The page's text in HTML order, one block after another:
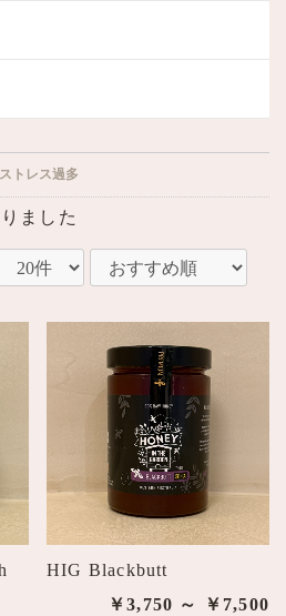
トレス過多
ました
HIG Blackbutt
￥3,750 ～ ￥7,500